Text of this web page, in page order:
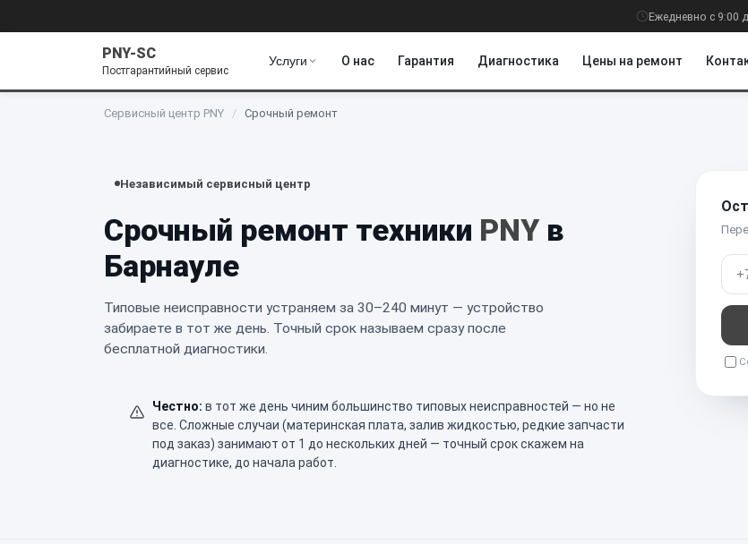
Ежедневно с 9:00
PNY-SC
Постгарантийный сервис
Услуги О нас Гарантия Диагностика Цены на ремонт
Сервисный центр PNY / Срочный ремонт
Независимый сервисный центр
Срочный ремонт техники PNYв
Барнауле
Типовые неисправности устраняем за 30–240 минут — устройство
забираете в тот же день. Точный срок называем сразу после
бесплатной диагностики.
Честно: в тот же день чиним большинство типовых неисправностей — но не
все. Сложные случаи (материнская плата, залив жидкостью, редкие запчасти
под заказ) занимают от 1 до нескольких дней — точный срок скажем на
диагностике, до начала работ.